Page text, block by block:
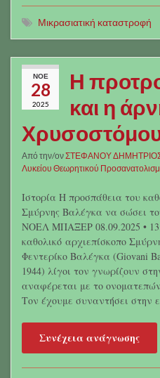
Μικρασιατική καταστροφή
ΝΟΈ
28
2025
Η
και η
Από την/ονΣΤΕΦΑΝΟΥ
Λυκείου Θεωρητικού
Ιστορία Η προσπάθεια του
Σμύρνης Βαλέγκα να σώσει
ΝΟΕΛ ΜΠΑΞΕΡ 08.09.2025 •
καθολικό αρχιεπίσκοπο
Φεντερίκο Βαλέγκα (Giovani
1944) λίγοι τον γνωρίζουν
αναφέρεται με το
Τον έχουμε συναντήσει στην
Συνέχεια ανάγνωσης